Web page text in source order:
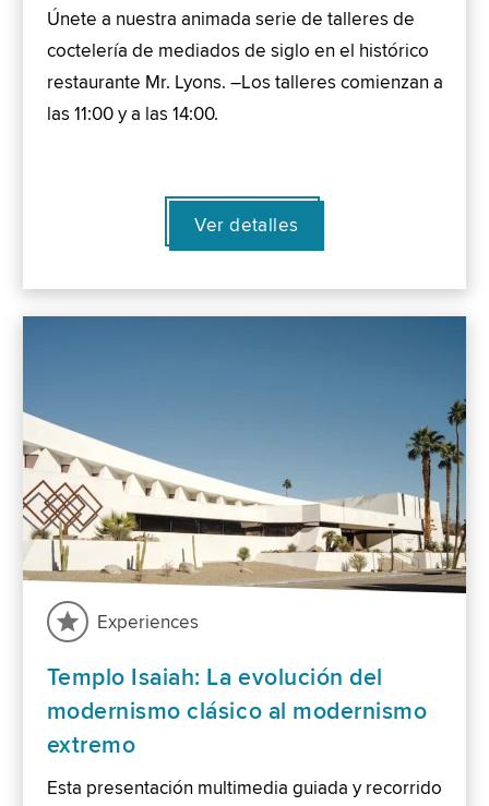
Únete a nuestra animada serie de talleres de
coctelería de mediados de siglo en el histórico
restaurante Mr. Lyons. –Los talleres comienzan a
las 11:00 y a las 14:00.
Ver detalles
Experiences
Templo Isaiah: La evolución del
modernismo clásico al modernismo
extremo
Esta presentación multimedia guiada y recorrido